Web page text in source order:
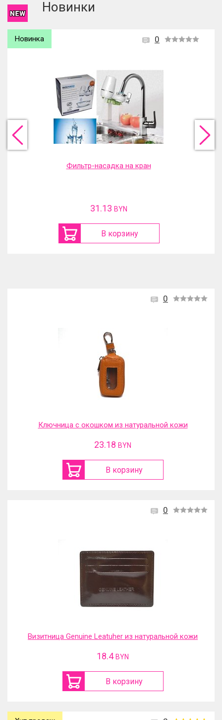
Новинки
0
Новинка
Фильтр-насадка на кран
31.13 BYN
В корзину
0
Ключница с окошком из натуральной кожи
23.18 BYN
В корзину
0
Визитница Genuine Leatuher из натуральной кожи
18.4 BYN
В корзину